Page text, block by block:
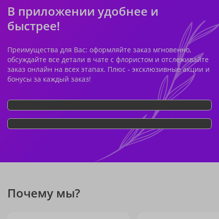
В приложении удобнее и
быстрее!
Преимущества для Вас: оформляйте заказ мгновенно,
обсуждайте все детали в чате с флористом и отслеживайте
заказ онлайн на всех этапах. Плюс - эксклюзивные акции и
бонусы за каждый заказ!
Почему мы?